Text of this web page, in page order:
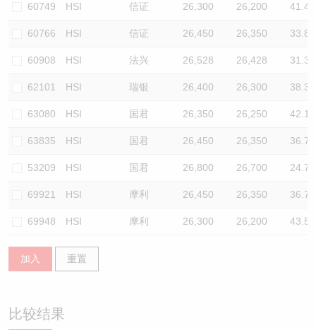
60749 HSI 信证 26,300 26,200 41.4
60766 HSI 信证 26,450 26,350 33.8
60908 HSI 法兴 26,528 26,428 31.3
62101 HSI 瑞银 26,400 26,300 38.3
63080 HSI 国君 26,350 26,250 42.1
63835 HSI 国君 26,450 26,350 36.7
53209 HSI 国君 26,800 26,700 24.7
69921 HSI 摩利 26,450 26,350 36.7
69948 HSI 摩利 26,300 26,200 43.5
加入 重置
比较结果